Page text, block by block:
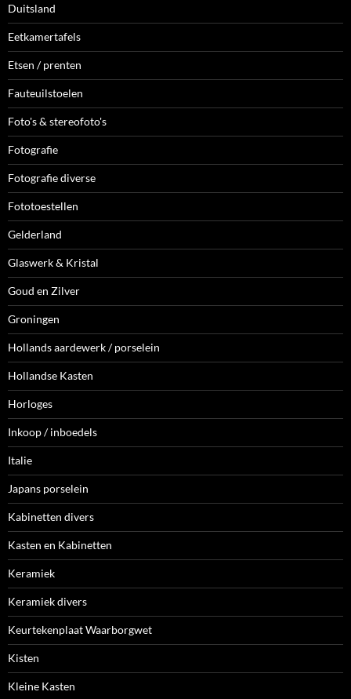
Duitsland
Eetkamertafels
Etsen / prenten
Fauteuilstoelen
Foto's & stereofoto's
Fotografie
Fotografie diverse
Fototoestellen
Gelderland
Glaswerk & Kristal
Goud en Zilver
Groningen
Hollands aardewerk / porselein
Hollandse Kasten
Horloges
Inkoop / inboedels
Italie
Japans porselein
Kabinetten divers
Kasten en Kabinetten
Keramiek
Keramiek divers
Keurtekenplaat Waarborgwet
Kisten
Kleine Kasten